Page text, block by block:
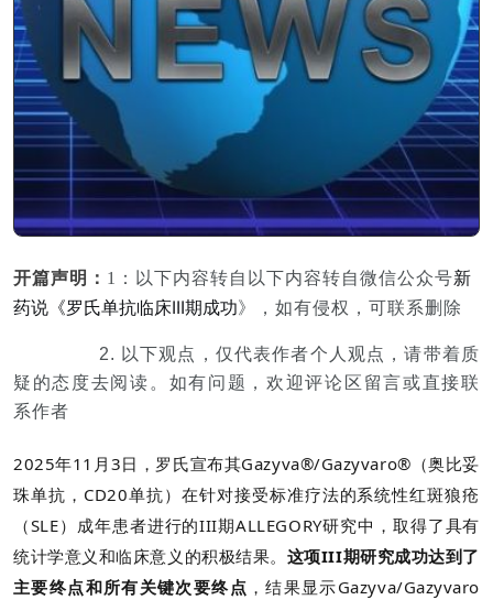
开篇声明： 1：以下内容转自以下内容转自微信公众号新
药说《罗氏单抗临床III期成功》，如有侵权，可联系删除
2. 以下观点，仅代表作者个人观点，请带着质
疑的态度去阅读。 如有问题，欢迎评论区留言或直接联
系作者
2025年11月3日，罗氏宣布其Gazyva®/Gazyvaro®（奥比妥
珠单抗，CD20单抗）在针对接受标准疗法的系统性红斑狼疮
（SLE）成年患者进行的III期ALLEGORY研究中，取得了具有
统计学意义和临床意义的积极结果。 这项III期研究成功达到了
主要终点和所有关键次要终点 ，结果显示Gazyva/Gazyvaro